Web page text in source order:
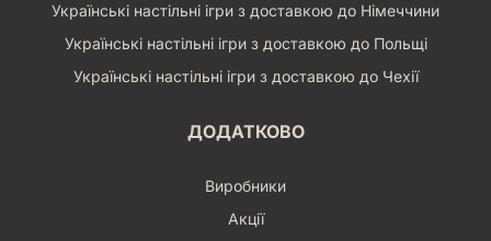
Українські настільні ігри з доставкою до Німеччини
Українські настільні ігри з доставкою до Польщі
Українські настільні ігри з доставкою до Чехії
ДОДАТКОВО
Виробники
Акції